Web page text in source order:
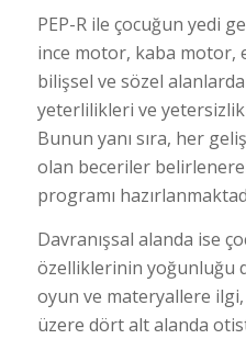
PEP-R ile çocuğun yedi
ince motor, kaba motor,
bilişsel ve sözel
yeterlilikleri ve
Bunun yanı sıra, her
olan beceriler
programı
Davranışsal alanda ise
özelliklerinin yoğunluğu
oyun ve materyallere
üzere dört alt alanda